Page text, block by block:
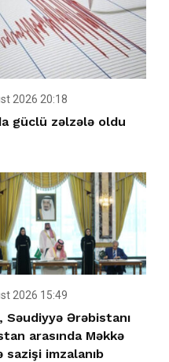
2026 20:18
güclü zəlzələ oldu
2026 15:49
Səudiyyə Ərəbistanı
arasında Məkkə
sazişi imzalanıb